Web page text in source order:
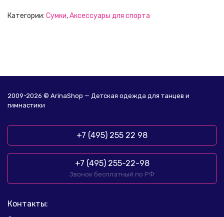
Категории: Сумки,Аксессуары для спорта
2009-2026 © ArinaShop — Детская одежда для танцев и
гимнастики
+7 (495) 255 22 98
+7 (495) 255-22-98
Звонок бесплатный по РФ
Контакты: